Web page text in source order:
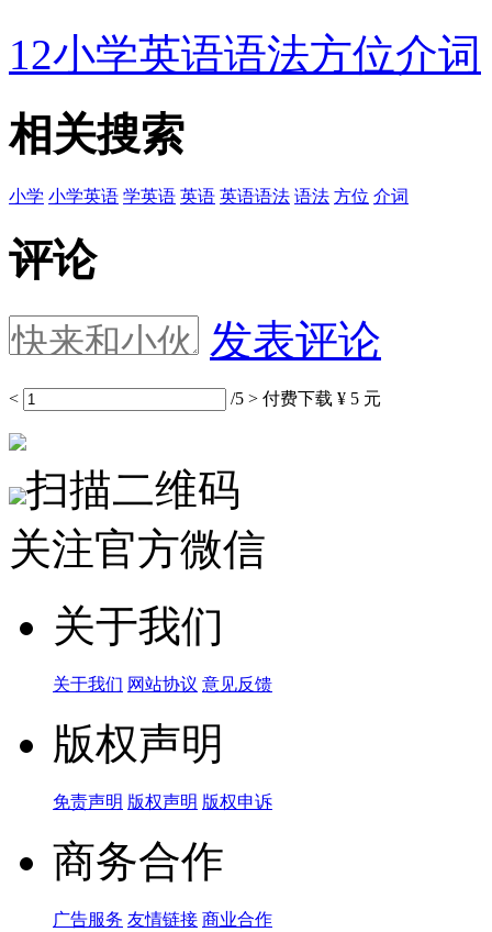
12小学英语语法方位介词
相关搜索
小学 小学英语 学英语 英语 英语语法 语法 方位 介词
评论
发表评论
< /5 > 付费下载 ¥ 5 元
扫描二维码
关注官方微信
关于我们
关于我们 网站协议 意见反馈
版权声明
免责声明 版权声明 版权申诉
商务合作
广告服务 友情链接 商业合作